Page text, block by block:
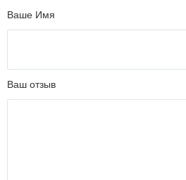
Ваше Имя
Ваш отзыв